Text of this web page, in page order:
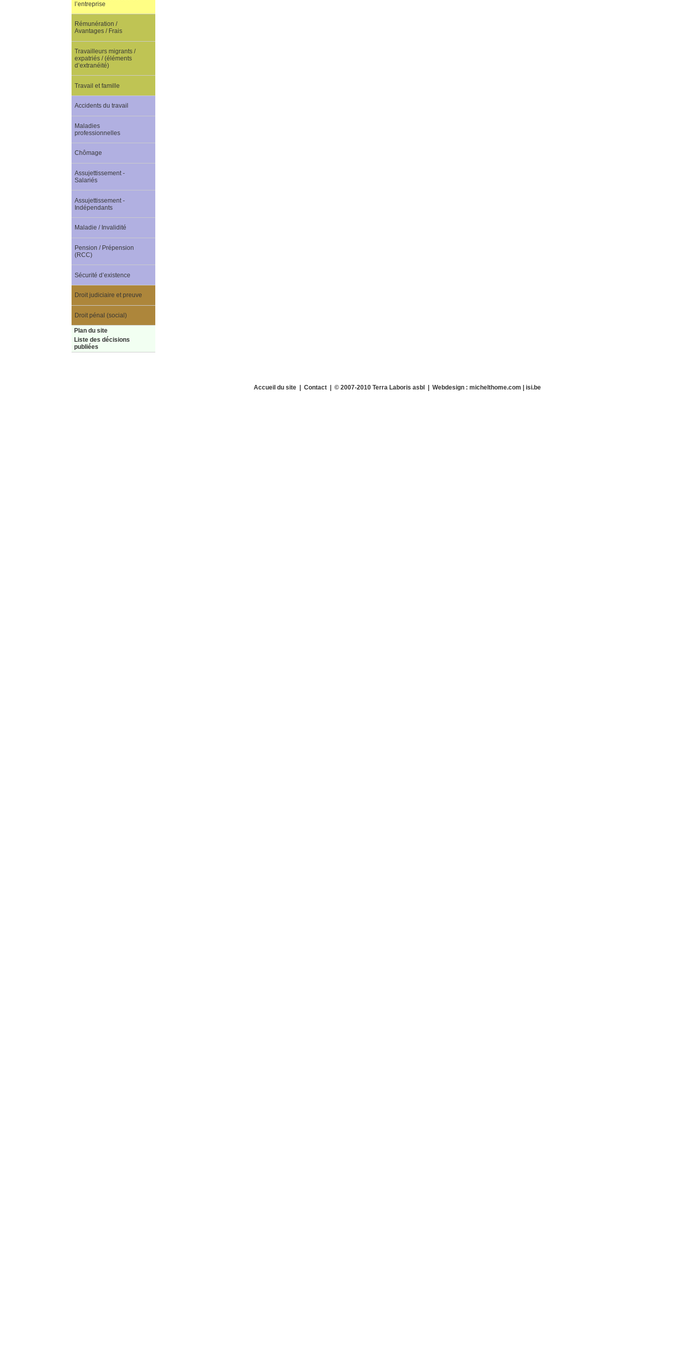
l’entreprise
Rémunération /
Avantages / Frais
Travailleurs migrants /
expatriés / (éléments
d’extranéité)
Travail et famille
Accidents du travail
Maladies
professionnelles
Chômage
Assujettissement -
Salariés
Assujettissement -
Indépendants
Maladie / Invalidité
Pension / Prépension
(RCC)
Sécurité d’existence
Droit judiciaire et preuve
Droit pénal (social)
Plan du site
Liste des décisions
publiées
Accueil du site| Contact| © 2007-2010 Terra Laboris asbl | Webdesign : michelthome.com | isi.be